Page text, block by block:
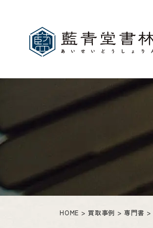
HOME 買取事例 専門書